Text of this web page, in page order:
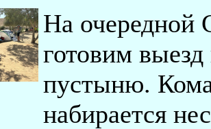
На очередной
готовим выезд
пустыню.
набирается